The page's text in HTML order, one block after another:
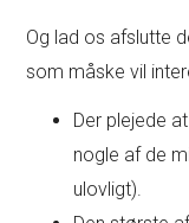
Og lad os afslutte
som måske vil
Der plejede
nogle af de
ulovligt).